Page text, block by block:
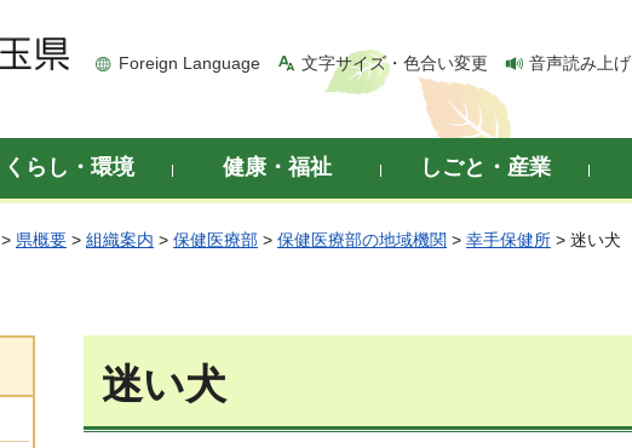
Foreign Language 文字サイズ・色合い変更 音声読み上げ
くらし・環境 健康・福祉 しごと・産業
> 県概要 > 組織案内 > 保健医療部 > 保健医療部の地域機関 > 幸手保健所 > 迷い犬
迷い犬